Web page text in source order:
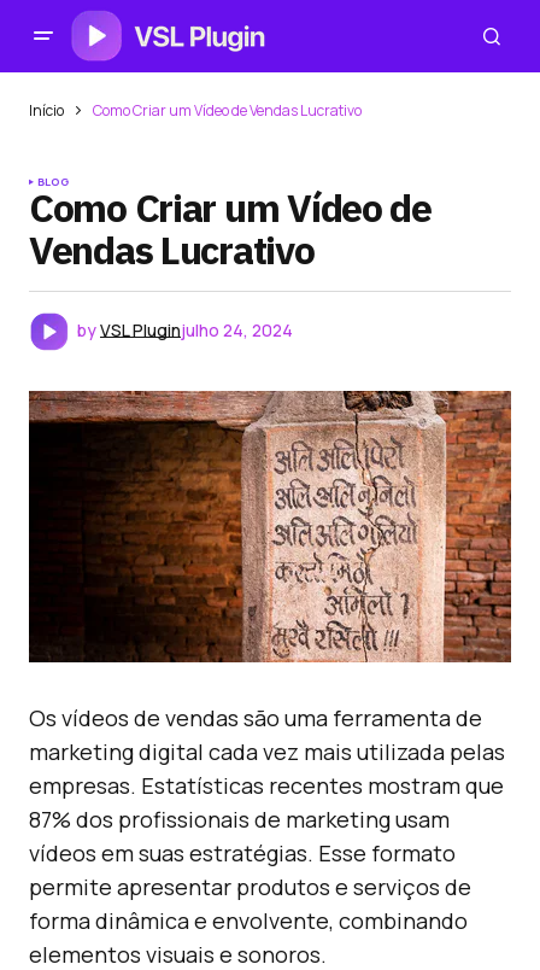
Início Como Criar um Vídeo de Vendas Lucrativo
BLOG
Como Criar um Vídeo de
Vendas Lucrativo
byVSL Pluginjulho 24, 2024
Os vídeos de vendas são uma ferramenta de
marketing digital cada vez mais utilizada pelas
empresas. Estatísticas recentes mostram que
87% dos profissionais de marketing usam
vídeos em suas estratégias. Esse formato
permite apresentar produtos e serviços de
forma dinâmica e envolvente, combinando
elementos visuais e sonoros.